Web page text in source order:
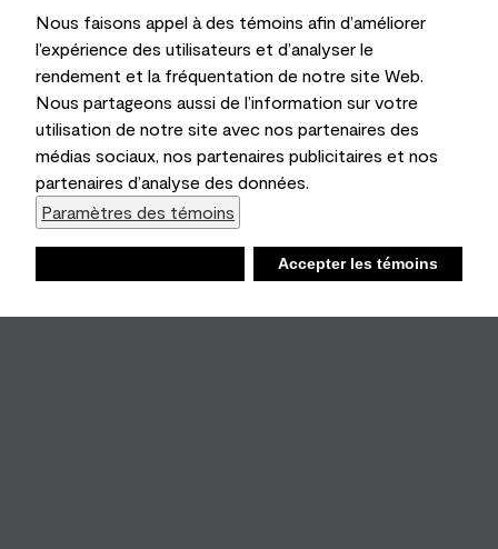
Nous faisons appel à des témoins afin d’améliorer
l’expérience des utilisateurs et d’analyser le
rendement et la fréquentation de notre site Web.
Nous partageons aussi de l’information sur votre
utilisation de notre site avec nos partenaires des
médias sociaux, nos partenaires publicitaires et nos
partenaires d’analyse des données.
Paramètres des témoins
Accepter les témoins
Liste d’achats